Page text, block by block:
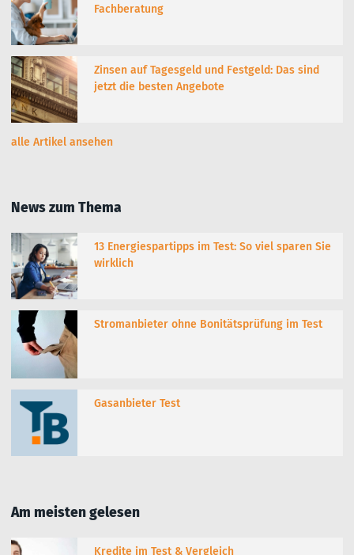
Fachberatung
Zinsen auf Tagesgeld und Festgeld: Das sind
jetzt die besten Angebote
alle Artikel ansehen
News zum Thema
13 Energiespartipps im Test: So viel sparen Sie
wirklich
Stromanbieter ohne Bonitätsprüfung im Test
Gasanbieter Test
Am meisten gelesen
Kredite im Test & Vergleich